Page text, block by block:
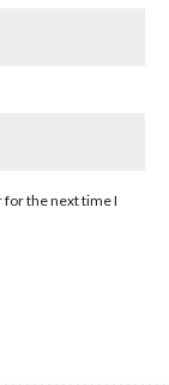
for the next time I